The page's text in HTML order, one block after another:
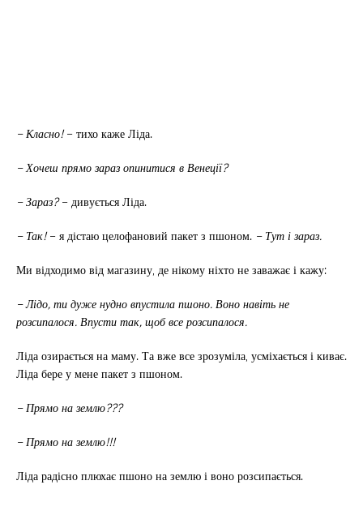
– Класно!– тихо каже Ліда.
– Хочеш прямо зараз опинитися в Венеції?
– Зараз?– дивується Ліда.
– Так!– я дістаю целофановий пакет з пшоном. – Тут і зараз.
Ми відходимо від магазину, де нікому ніхто не заважає і кажу:
– Лідо, ти дуже нудно впустила пшоно. Воно навіть не
розсипалося. Впусти так, щоб все розсипалося.
Ліда озирається на маму. Та вже все зрозуміла, усміхається і киває.
Ліда бере у мене пакет з пшоном.
– Прямо на землю???
– Прямо на землю!!!
Ліда радісно плюхає пшоно на землю і воно розсипається.